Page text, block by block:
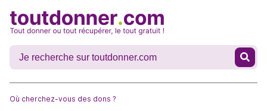
Où cherchez-vous des dons ?